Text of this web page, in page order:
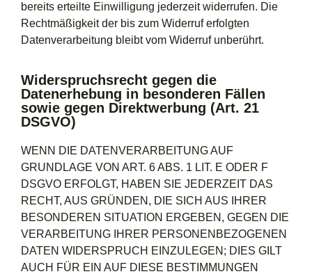
bereits erteilte Einwilligung jederzeit widerrufen. Die
Rechtmäßigkeit der bis zum Widerruf erfolgten
Datenverarbeitung bleibt vom Widerruf unberührt.
Widerspruchsrecht gegen die
Datenerhebung in besonderen Fällen
sowie gegen Direktwerbung (Art. 21
DSGVO)
WENN DIE DATENVERARBEITUNG AUF
GRUNDLAGE VON ART. 6 ABS. 1 LIT. E ODER F
DSGVO ERFOLGT, HABEN SIE JEDERZEIT DAS
RECHT, AUS GRÜNDEN, DIE SICH AUS IHRER
BESONDEREN SITUATION ERGEBEN, GEGEN DIE
VERARBEITUNG IHRER PERSONENBEZOGENEN
DATEN WIDERSPRUCH EINZULEGEN; DIES GILT
AUCH FÜR EIN AUF DIESE BESTIMMUNGEN